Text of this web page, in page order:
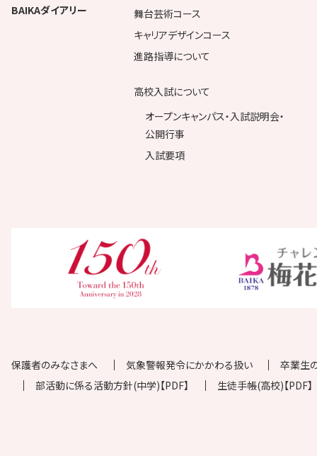
BAIKAダイアリー
舞台芸術コース
キャリアデザインコース
進路指導について
高校入試について
オープンキャンパス・入試説明会・
公開行事
入試要項
保護者のみなさまへ 気象警報発令にかかわる扱い
卒業生
部活動に係る活動方針(中学)【PDF】
生徒手帳(高校)【PDF】